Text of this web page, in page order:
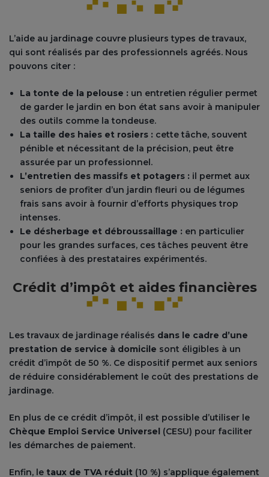
L’aide au jardinage couvre plusieurs types de travaux,
qui sont réalisés par des professionnels agréés. Nous
pouvons citer :
La tonte de la pelouse : un entretien régulier permet
de garder le jardin en bon état sans avoir à manipuler
des outils comme la tondeuse.
La taille des haies et rosiers : cette tâche, souvent
pénible et nécessitant de la précision, peut être
assurée par un professionnel.
L’entretien des massifs et potagers : il permet aux
seniors de profiter d’un jardin fleuri ou de légumes
frais sans avoir à fournir d’efforts physiques trop
intenses.
Le désherbage et débroussaillage : en particulier
pour les grandes surfaces, ces tâches peuvent être
confiées à des prestataires expérimentés​.
Crédit d’impôt et aides financières
Les travaux de jardinage réalisés dans le cadre d’une
prestation de service à domicile sont éligibles à un
crédit d’impôt de 50 %. Ce dispositif permet aux seniors
de réduire considérablement le coût des prestations de
jardinage.
En plus de ce crédit d’impôt, il est possible d’utiliser le
Chèque Emploi Service Universel (CESU) pour faciliter
les démarches de paiement.
Enfin, le taux de TVA réduit (10 %) s’applique également